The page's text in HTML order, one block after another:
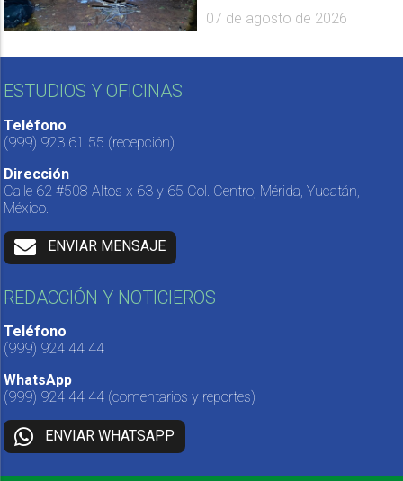
07 de agosto de 2026
ESTUDIOS Y OFICINAS
Teléfono
(999) 923 61 55 (recepción)
Dirección
Calle 62 #508 Altos x 63 y 65 Col. Centro, Mérida, Yucatán,
México.
ENVIAR MENSAJE
REDACCIÓN Y NOTICIEROS
Teléfono
(999) 924 44 44
WhatsApp
(999) 924 44 44 (comentarios y reportes)
ENVIAR WHATSAPP